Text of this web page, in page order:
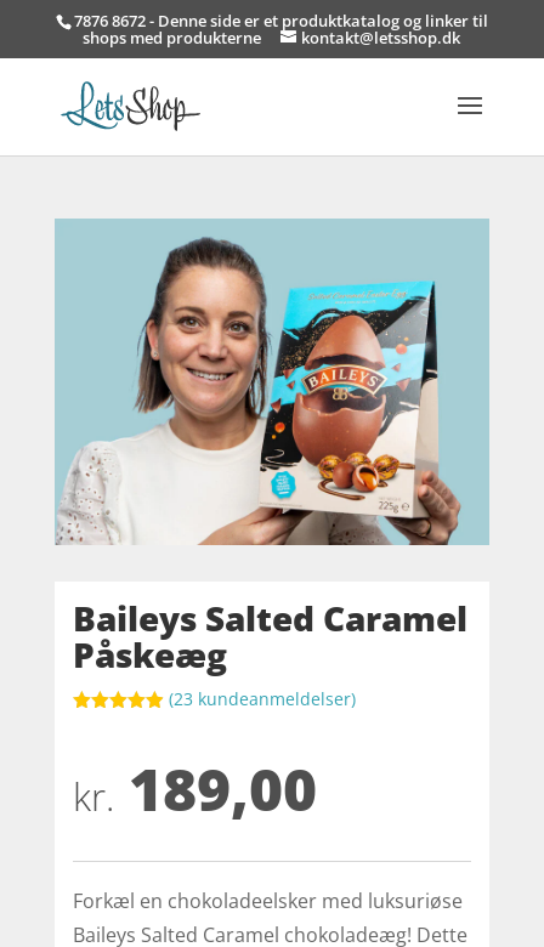
7876 8672 - Denne side er et produktkatalog og linker til
shops med produkterne kontakt@letsshop.dk
Baileys Salted Caramel
Påskeæg
baseret på
kundebedøm
melser
(23 kundeanmeldelser)
kr. 189,00
Forkæl en chokoladeelsker med luksuriøse
Baileys Salted Caramel chokoladeæg! Dette